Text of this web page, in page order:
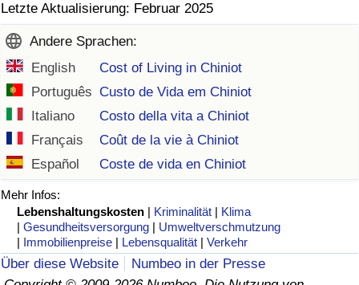
Letzte Aktualisierung: Februar 2025
Andere Sprachen:
English
Cost of Living in Chiniot
Português Custo de Vida em Chiniot
Italiano
Costo della vita a Chiniot
Français
Coût de la vie à Chiniot
Español
Coste de vida en Chiniot
Mehr Infos:
Lebenshaltungskosten | Kriminalität | Klima
|Gesundheitsversorgung | Umweltverschmutzung
| Immobilienpreise | Lebensqualität |Verkehr
Über diese Website
Numbeo in der Presse